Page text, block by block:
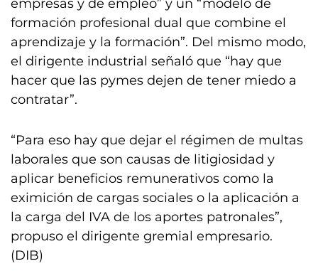
empresas y de empleo” y un “modelo de
formación profesional dual que combine el
aprendizaje y la formación”. Del mismo modo,
el dirigente industrial señaló que “hay que
hacer que las pymes dejen de tener miedo a
contratar”.
“Para eso hay que dejar el régimen de multas
laborales que son causas de litigiosidad y
aplicar beneficios remunerativos como la
eximición de cargas sociales o la aplicación a
la carga del IVA de los aportes patronales”,
propuso el dirigente gremial empresario.
(DIB)